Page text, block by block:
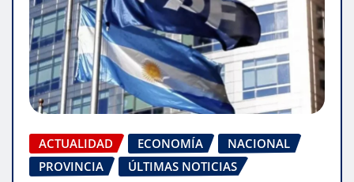
ACTUALIDAD ECONOMÍA
NACIONAL
PROVINCIA
ÚLTIMAS NOTICIAS